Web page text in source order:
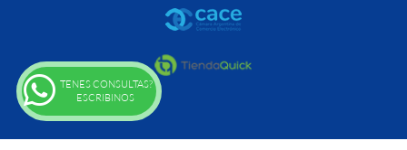
TENES CONSULTAS?
ESCRIBINOS